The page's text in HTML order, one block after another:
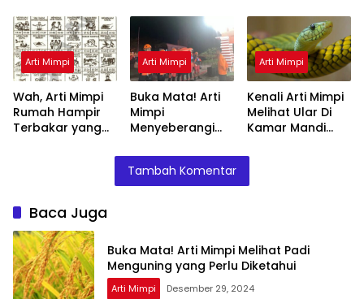
Diketahui
Ini Penjelasannya
Arti Mimpi
Wah, Arti Mimpi
Rumah Hampir
Terbakar yang
Arti Mimpi
Buka Mata! Arti
Mimpi
Menyeberangi
Teman Ternyata
Ini Artinya
Menurut Pakar
Arti Mimpi
Kenali Arti Mimpi
Melihat Ular Di
Kamar Mandi
Ini Penjelasannya
Tambah Komentar
Baca Juga
Buka Mata! Arti Mimpi Melihat Padi
Menguning yang Perlu Diketahui
Arti Mimpi Desember 29, 2024